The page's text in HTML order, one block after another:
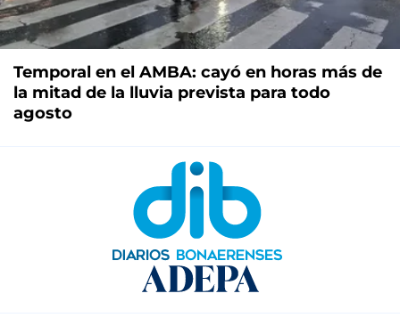
Temporal en el AMBA: cayó en horas más de
la mitad de la lluvia prevista para todo
agosto